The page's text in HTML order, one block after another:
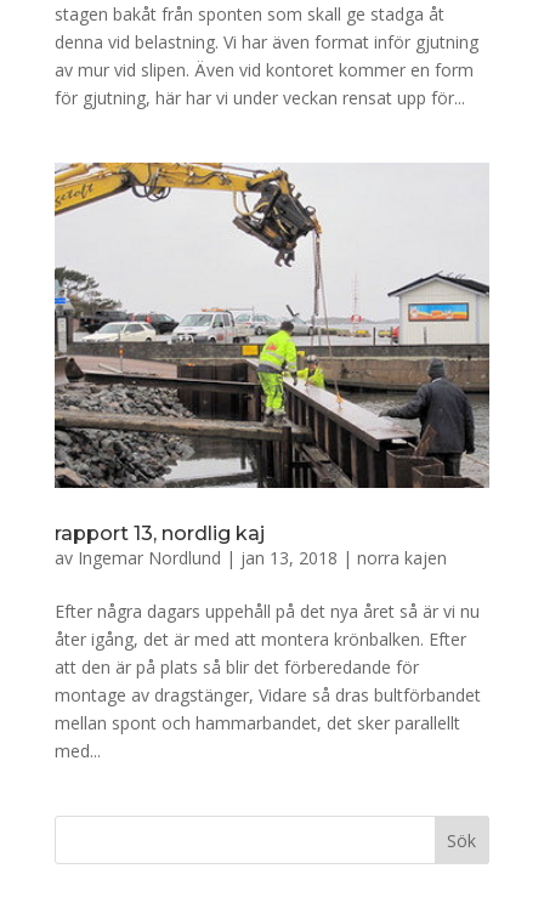
stagen bakåt från sponten som skall ge stadga åt
denna vid belastning. Vi har även format inför gjutning
av mur vid slipen. Även vid kontoret kommer en form
för gjutning, här har vi under veckan rensat upp för...
rapport 13, nordlig kaj
av Ingemar Nordlund | jan 13, 2018 | norra kajen
Efter några dagars uppehåll på det nya året så är vi nu
åter igång, det är med att montera krönbalken. Efter
att den är på plats så blir det förberedande för
montage av dragstänger, Vidare så dras bultförbandet
mellan spont och hammarbandet, det sker parallellt
med...